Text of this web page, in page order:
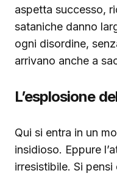
aspetta successo,
sataniche danno
ogni disordine,
arrivano anche a
L’esplosione
Qui si entra in un
insidioso. Eppure
irresistibile. Si